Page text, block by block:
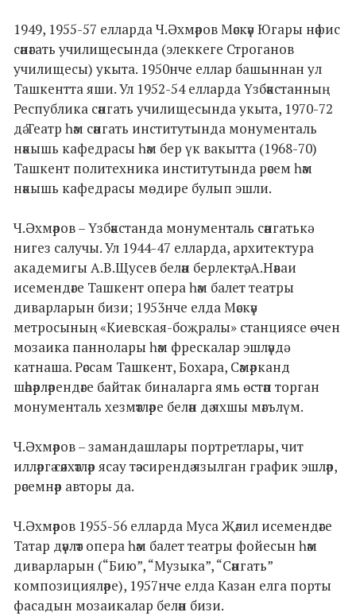
1949, 1955-57 елларда Ч.Әхмәров Мәскәү Югары нәфис
сәнәгать училищесында (элеккеге Строганов
училищесы) укыта. 1950нче еллар башыннан ул
Ташкентта яши. Ул 1952-54 елларда Үзбәкстанның
Республика сәнгать училищесында укыта, 1970-72
дә Театр һәм сәнгать институтында монументаль
нәкышь кафедрасы һәм бер үк вакытта (1968-70)
Ташкент политехника институтында рәсем һәм
нәкышь кафедрасы мөдире булып эшли.
Ч.Әхмәров – Үзбәкстанда монументаль сәнгатькә
нигез салучы. Ул 1944-47 елларда, архитектура
академигы А.В.Щусев белән берлектә, А.Нәваи
исемендәге Ташкент опера һәм балет театры
диварларын бизи; 1953нче елда Мәскәү
метросының «Киевская-боҗралы» станциясе өчен
мозаика паннолары һәм фрескалар эшләүдә
катнаша. Рәссам Ташкент, Бохара, Сәмәрканд
шәһәрләрендәге байтак биналарга ямь өстәп торган
монументаль хезмәтләре белән дә яхшы мәгълүм.
Ч.Әхмәров – замандашлары портретлары, чит
илләргә сәяхәтләр ясау тәэсирендә язылган график эшләр,
рәсемнәр авторы да.
Ч.Әхмәров 1955-56 елларда Муса Җәлил исемендәге
Татар дәүләт опера һәм балет театры фойесын һәм
диварларын (“Бию”, “Музыка”, “Сәнгать”
композицияләре), 1957нче елда Казан елга порты
фасадын мозаикалар белән бизи.